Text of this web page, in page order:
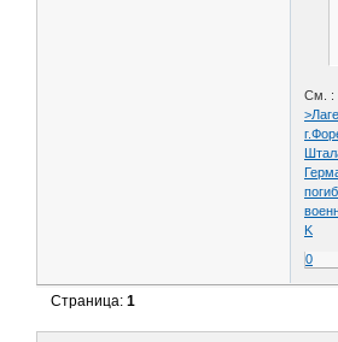
См. :
K
0
Страница:1